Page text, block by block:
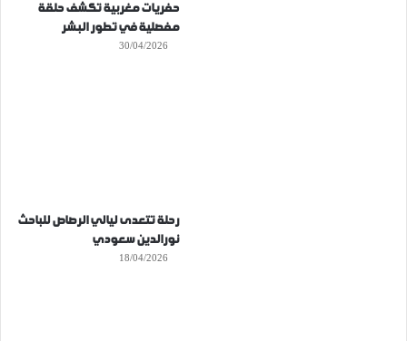
حفريات مغربية تكشف حلقة
مفصلية في تطور البشر
30/04/2026
رحلة تتعدى ليالي الرصاص للباحث
نورالدين سعودي
18/04/2026